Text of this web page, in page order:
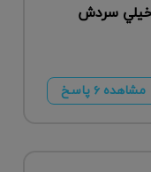
خيلي سردش
مشاهده ۶ پاسخ